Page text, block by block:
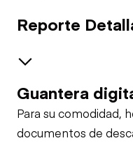
Reporte
Safety
General Appearance
Guantera
Para su comodidad,
documentos de